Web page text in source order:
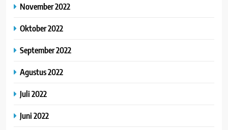
November 2022
Oktober 2022
September 2022
Agustus 2022
Juli 2022
Juni 2022